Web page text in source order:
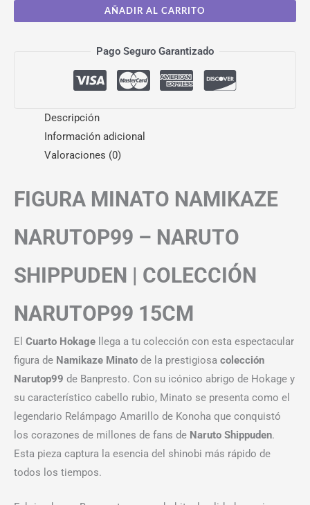
AÑADIR AL CARRITO
Pago Seguro Garantizado
Descripción
Información adicional
Valoraciones (0)
FIGURA MINATO NAMIKAZE
NARUTOP99 – NARUTO
SHIPPUDEN | COLECCIÓN
NARUTOP99 15CM
El Cuarto Hokage llega a tu colección con esta espectacular
figura de Namikaze Minato de la prestigiosa colección
Narutop99 de Banpresto. Con su icónico abrigo de Hokage y
su característico cabello rubio, Minato se presenta como el
legendario Relámpago Amarillo de Konoha que conquistó
los corazones de millones de fans de Naruto Shippuden.
Esta pieza captura la esencia del shinobi más rápido de
todos los tiempos.